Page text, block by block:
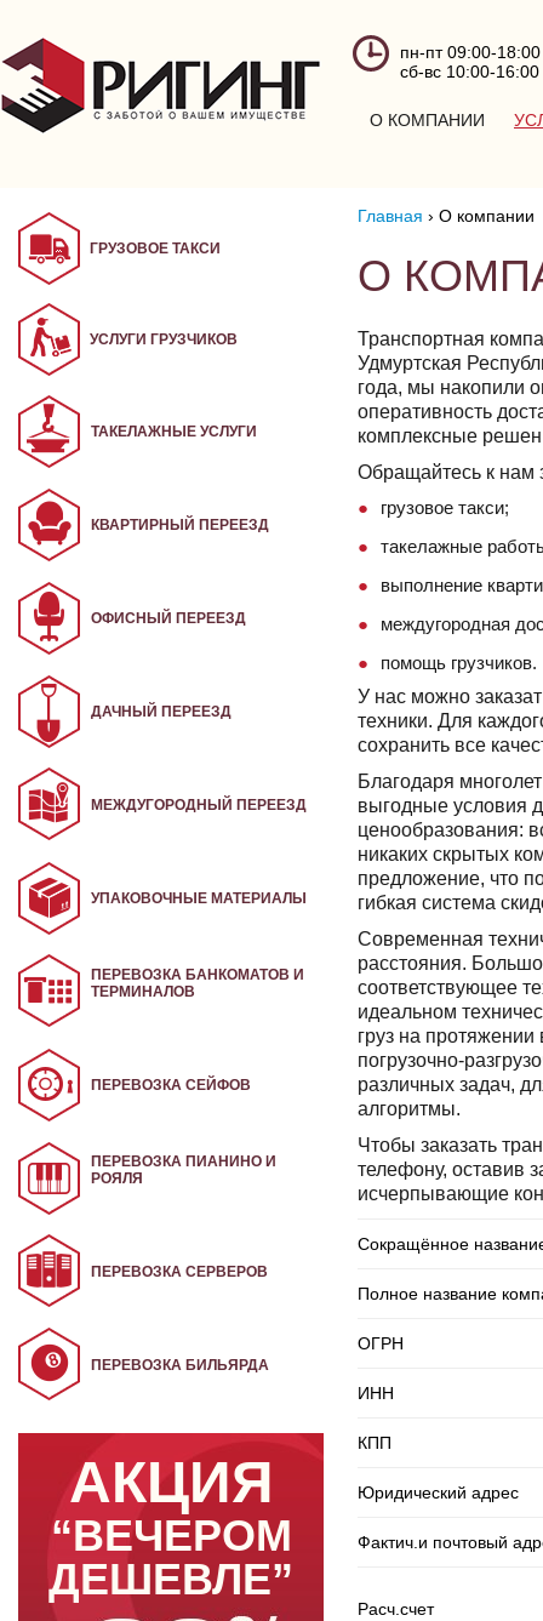
пн-пт 09:00-18:00
сб-вс 10:00-16:00
О КОМПАНИИ
Главная › О компании
О
Транспортная
Удмуртская
года, мы накопили
оперативность
комплексные
Обращайтесь к нам
грузовое такси;
такелажные
выполнение
междугородная
помощь грузчиков.
У нас можно
техники. Для
сохранить все
Благодаря
выгодные условия
ценообразования:
никаких скрытых
предложение, что
гибкая система
Современная
расстояния.
соответствующее
идеальном
груз на
погрузочно-
различных задач,
алгоритмы.
Чтобы заказать
телефону, оставив
исчерпывающие
Сокращённое
Полное название
ОГРН
ИНН
КПП
Юридический адрес
Фактич.и почтовый
Расч.счет
ГРУЗОВОЕ ТАКСИ
УСЛУГИ ГРУЗЧИКОВ
ТАКЕЛАЖНЫЕ УСЛУГИ
КВАРТИРНЫЙ ПЕРЕЕЗД
ОФИСНЫЙ ПЕРЕЕЗД
ДАЧНЫЙ ПЕРЕЕЗД
МЕЖДУГОРОДНЫЙ ПЕРЕЕЗД
УПАКОВОЧНЫЕ МАТЕРИАЛЫ
ПЕРЕВОЗКА БАНКОМАТОВ И
ТЕРМИНАЛОВ
ПЕРЕВОЗКА СЕЙФОВ
ПЕРЕВОЗКА ПИАНИНО И
РОЯЛЯ
ПЕРЕВОЗКА СЕРВЕРОВ
ПЕРЕВОЗКА БИЛЬЯРДА
АКЦИЯ
“ВЕЧЕРОМ
ДЕШЕВЛЕ”